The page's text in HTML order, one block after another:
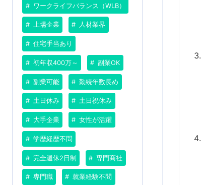
ワークライフバランス（WLB）
上場企業 人材業界
住宅手当あり
初年収400万～ 副業OK
副業可能 勤続年数長め
土日休み 土日祝休み
大手企業 女性が活躍
学歴経歴不問
完全週休2日制 専門商社
専門職 就業経験不問